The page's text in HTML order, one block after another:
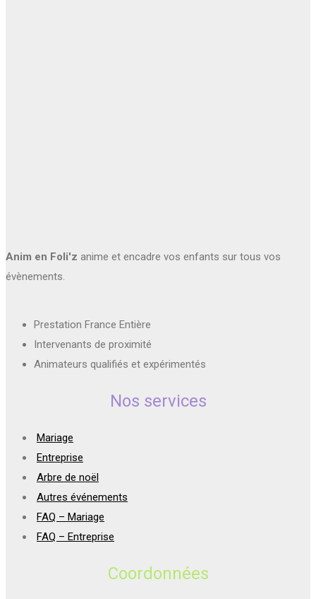
Anim en Foli'z anime et encadre vos enfants sur tous vos
évènements.
Prestation France Entière
Intervenants de proximité
Animateurs qualifiés et expérimentés
Nos services
Mariage
Entreprise
Arbre de noël
Autres événements
FAQ – Mariage
FAQ – Entreprise
Coordonnées